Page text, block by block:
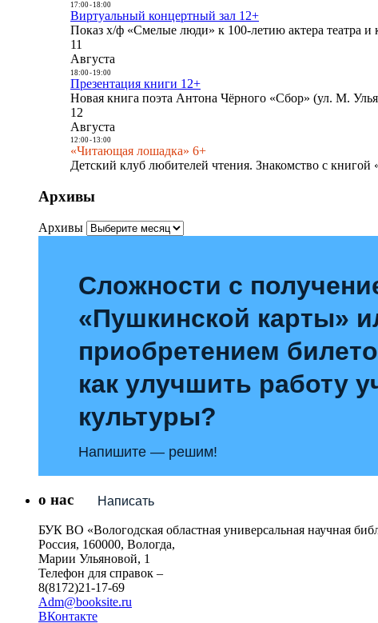
17:00- 18:00
Виртуальный концертный зал 12+
Показ х/ф «Смелые люди» к 100-летию актера театра
11
Августа
18:00- 19:00
Презентация книги 12+
Новая книга поэта Антона Чёрного «Сбор» (ул. М.
12
Августа
12:00- 13:00
«Читающая лошадка» 6+
Детский клуб любителей чтения. Знакомство с
Архивы
Архивы
Сложности с
«Пушкинской карты»
приобретением
как улучшить работу
культуры?
Напишите — решим!
Написать
о нас
БУК ВО «Вологодская областная универсальная научная
Россия, 160000, Вологда,
Марии Ульяновой, 1
Телефон для справок –
8(8172)21-17-69
Adm@booksite.ru
ВКонтакте